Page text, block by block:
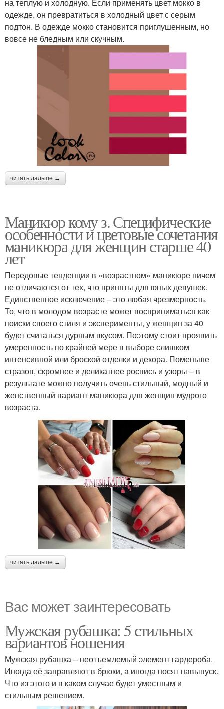
одежде, он превратиться в холодный цвет с серым
подтон. В одежде мокко становится приглушенным, но
вовсе не бледным или скучным.
читать дальше →
Маникюр кому з. Специфические
особенности и цветовые сочетания
маникюра для женщин старше 40
лет
Передовые тенденции в «возрастном» маникюре ничем
не отличаются от тех, что приняты для юных девушек.
Единственное исключение – это любая чрезмерность.
То, что в молодом возрасте может восприниматься как
поиски своего стиля и эксперименты, у женщин за 40
будет считаться дурным вкусом. Поэтому стоит проявить
умеренность по крайней мере в выборе слишком
интенсивной или броской отделки и декора. Поменьше
стразов, скромнее и деликатнее роспись и узоры – в
результате можно получить очень стильный, модный и
женственный вариант маникюра для женщин мудрого
возраста.
читать дальше →
Вас может заинтересовать
Мужская рубашка: 5 стильных
вариантов ношения
Мужская рубашка – неотъемлемый элемент гардероба.
Иногда её заправляют в брюки, а иногда носят навыпуск.
Что из этого и в каком случае будет уместным и
стильным решением.